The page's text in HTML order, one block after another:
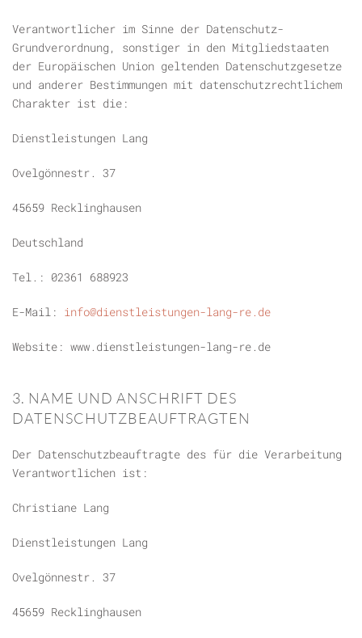
Verantwortlicher im Sinne der Datenschutz-
Grundverordnung, sonstiger in den Mitgliedstaaten
der Europäischen Union geltenden Datenschutzgesetze
und anderer Bestimmungen mit datenschutzrechtlichem
Charakter ist die:
Dienstleistungen Lang
Ovelgönnestr. 37
45659 Recklinghausen
Deutschland
Tel.: 02361 688923
E-Mail: info@dienstleistungen-lang-re.de
Website: www.dienstleistungen-lang-re.de
3. NAME UND ANSCHRIFT DES
DATENSCHUTZBEAUFTRAGTEN
Der Datenschutzbeauftragte des für die Verarbeitung
Verantwortlichen ist:
Christiane Lang
Dienstleistungen Lang
Ovelgönnestr. 37
45659 Recklinghausen